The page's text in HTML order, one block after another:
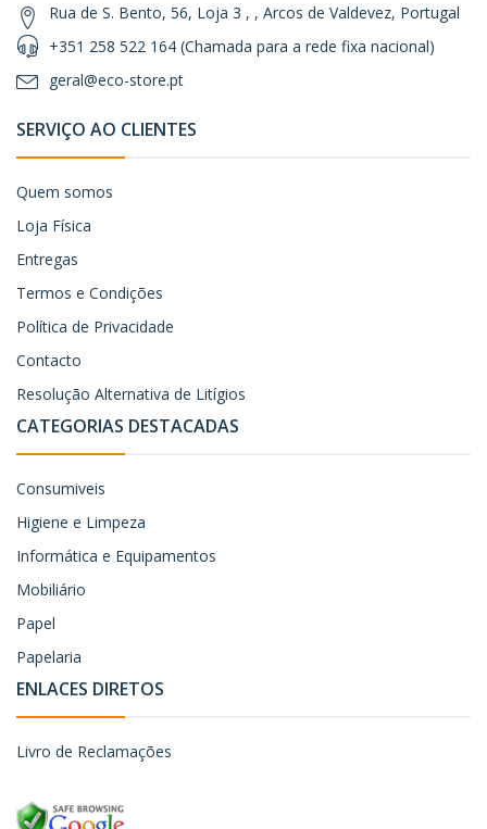
Rua de S. Bento, 56, Loja 3 , , Arcos de Valdevez, Portugal
+351 258 522 164 (Chamada para a rede fixa nacional)
geral@eco-store.pt
SERVIÇO AO CLIENTES
Quem somos
Loja Física
Entregas
Termos e Condições
Política de Privacidade
Contacto
Resolução Alternativa de Litígios
CATEGORIAS DESTACADAS
Consumiveis
Higiene e Limpeza
Informática e Equipamentos
Mobiliário
Papel
Papelaria
ENLACES DIRETOS
Livro de Reclamações